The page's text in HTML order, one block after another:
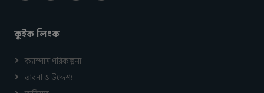
কুইক লিংক
ক্যাম্পাস পরিকল্পনা
ভাবনা ও উদ্দেশ্য